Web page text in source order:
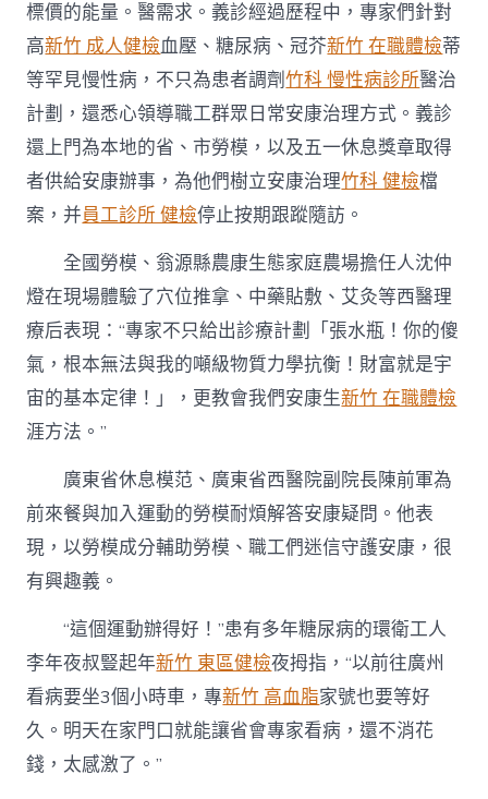
標價的能量。醫需求。義診經過歷程中，專家們針對
高新竹 成人健檢血壓、糖尿病、冠芥新竹 在職體檢蒂
等罕見慢性病，不只為患者調劑竹科 慢性病診所醫治
計劃，還悉心領導職工群眾日常安康治理方式。義診
還上門為本地的省、市勞模，以及五一休息獎章取得
者供給安康辦事，為他們樹立安康治理竹科 健檢檔
案，并員工診所 健檢停止按期跟蹤隨訪。
全國勞模、翁源縣農康生態家庭農場擔任人沈仲
燈在現場體驗了穴位推拿、中藥貼敷、艾灸等西醫理
療后表現：“專家不只給出診療計劃「張水瓶！你的傻
氣，根本無法與我的噸級物質力學抗衡！財富就是宇
宙的基本定律！」，更教會我們安康生新竹 在職體檢
涯方法。”
廣東省休息模范、廣東省西醫院副院長陳前軍為
前來餐與加入運動的勞模耐煩解答安康疑問。他表
現，以勞模成分輔助勞模、職工們迷信守護安康，很
有興趣義。
“這個運動辦得好！”患有多年糖尿病的環衛工人
李年夜叔豎起年新竹 東區健檢夜拇指，“以前往廣州
看病要坐3個小時車，專新竹 高血脂家號也要等好
久。明天在家門口就能讓省會專家看病，還不消花
錢，太感激了。”